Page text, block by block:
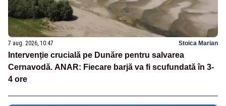
7 aug. 2026, 10:47 Stoica Marian
Intervenție crucială pe Dunăre pentru salvarea
Cernavodă. ANAR: Fiecare barjă va fi scufundată în 3-
4 ore